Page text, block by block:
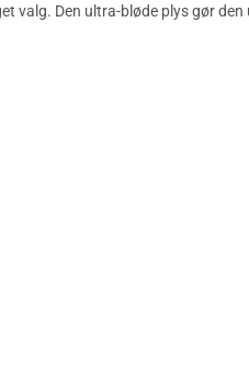
valg. Den ultra-bløde plys gør